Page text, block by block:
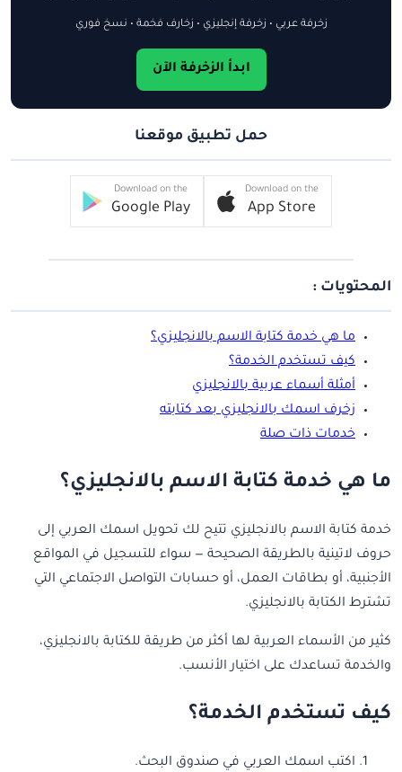
زخرفة عربي • زخرفة إنجليزي • زخارف فخمة • نسخ فوري
ابدأ الزخرفة الآن
حمل تطبيق موقعنا
Download on the
App Store
Download on the
Google Play
المحتويات :
ما هي خدمة كتابة الاسم بالانجليزي؟
كيف تستخدم الخدمة؟
أمثلة أسماء عربية بالانجليزي
زخرف اسمك بالانجليزي بعد كتابته
خدمات ذات صلة
ما هي خدمة كتابة الاسم بالانجليزي؟
خدمة كتابة الاسم بالانجليزي تتيح لك تحويل اسمك العربي إلى
حروف لاتينية بالطريقة الصحيحة — سواء للتسجيل في المواقع
الأجنبية، أو بطاقات العمل، أو حسابات التواصل الاجتماعي التي
تشترط الكتابة بالانجليزي.
كثير من الأسماء العربية لها أكثر من طريقة للكتابة بالانجليزي،
والخدمة تساعدك على اختيار الأنسب.
كيف تستخدم الخدمة؟
اكتب اسمك العربي في صندوق البحث.